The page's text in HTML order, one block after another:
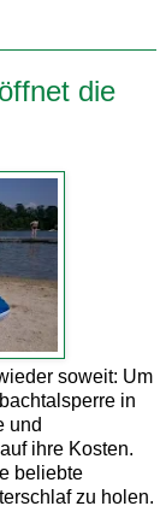
die
soweit: Um
in
und
ihre Kosten.
beliebte
zu holen.